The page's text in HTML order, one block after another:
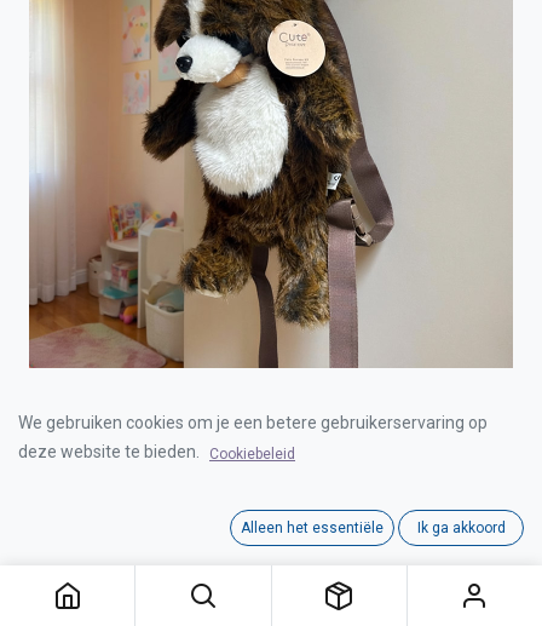
, RUGZAKKEN , BACKPACKS
Interne referentie: 00021904
We gebruiken cookies om je een betere gebruikerservaring op
deze website te bieden.
Cookiebeleid
Alleen het essentiële Ik ga akkoord